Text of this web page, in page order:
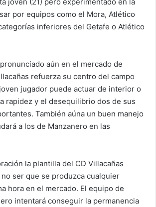
por equipos como el Mora, Atlético
inferiores del Getafe o Atlético
aún en el mercado de
refuerza su centro del campo
jugador puede actuar de interior o
rapidez y el desequilibrio dos de sus
También aúna un buen manejo
a los de Manzanero en las
la plantilla del CD Villacañas
ser que se produzca cualquier
hora en el mercado. El equipo de
intentará conseguir la permanencia